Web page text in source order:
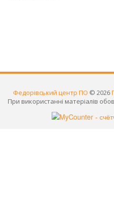
Федорівський центр ПО © 2026
При використанні матеріалів